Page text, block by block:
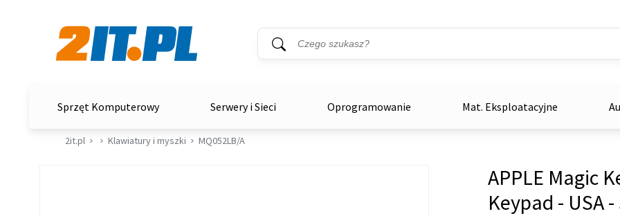
Wyszukiwarka
Słowo kluczowe
Sprzęt Komputerowy Serwery i Sieci Oprogramowanie Mat. Eksploatacyjne
2it.pl Klawiatury i myszki MQ052LB/A
APPLE Magic
Keypad - USA